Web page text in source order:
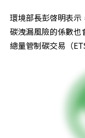
環境部長彭啓明表
碳洩漏風險的係數
總量管制碳交易（